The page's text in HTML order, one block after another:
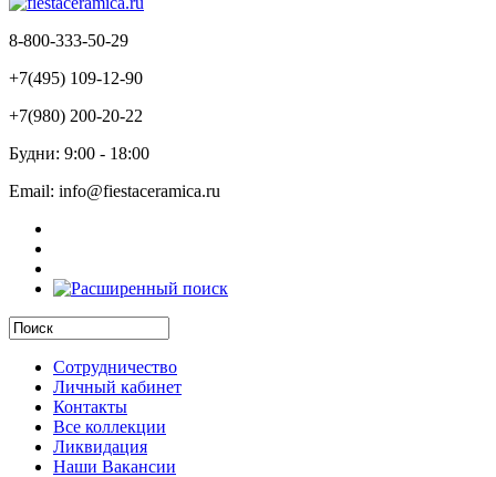
8-800-333-50-29
+7(495) 109-12-90
+7(980) 200-20-22
Будни: 9:00 - 18:00
Email: info@fiestaceramica.ru
Сотрудничество
Личный кабинет
Контакты
Все коллекции
Ликвидация
Наши Вакансии